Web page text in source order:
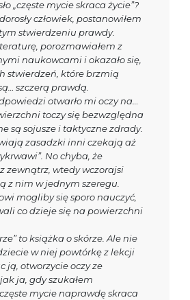
„częste mycie skraca życie”?
człowiek, postanowiłem
stwierdzeniu prawdy.
porozmawiałem z
naukowcami i okazało się,
stwierdzeń, które brzmią
szczerą prawdą.
otwarło mi oczy na…
toczy się bezwzględna
są sojusze i taktyczne zdrady.
zasadzki inni czekają aż
No chyba, że
zewnątrz, wtedy wczorajsi
z nim w jednym szeregu.
mogliby się sporo nauczyć,
co dzieje się na powierzchni
to książka o skórze. Ale nie
w niej powtórkę z lekcji
ją, otworzycie oczy ze
ja, gdy szukałem
mycie naprawdę skraca